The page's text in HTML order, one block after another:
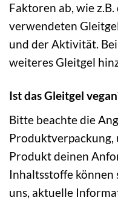
Faktoren ab, wie
verwendeten
und der Aktivität.
weiteres Gleitgel
Ist das Gleitgel
Bitte beachte die
Produktverpackung,
Produkt deinen
Inhaltsstoffe können
uns, aktuelle